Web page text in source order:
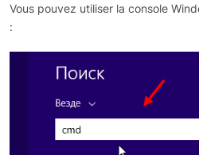
Vous pouvez utiliser la console
: